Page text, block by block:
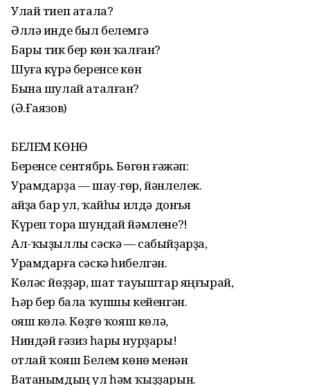
Улай тиеп атала?
Әллә инде был белемгә
Бары тик бер көн ҡалған?
Шуға күрә беренсе көн
Бына шулай аталған?
(Ә.Ғаязов)
БЕЛЕМ КӨНӨ
Беренсе сентябрь. Бөгөн ғәжәп:
Урамдарҙа — шау-гөр, йәнлелек.
Ҡайҙа бар ул, ҡайһы илдә донъя
Күреп тора шундай йәмлене?!
Ал-ҡыҙыллы сәскә — сабыйҙарҙа,
Урамдарға сәскә һибелгән.
Көләс йөҙҙәр, шат тауыштар яңғырай,
Һәр бер бала ҡупшы кейенгән.
Ҡояш көлә. Көҙгө ҡояш көлә,
Ниндәй ғәзиз һары нурҙары!
Ҡотлай ҡояш Белем көнө менән
Ватанымдың ул һәм ҡыҙҙарын.